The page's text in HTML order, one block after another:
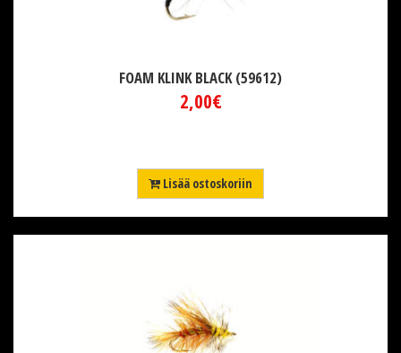
FOAM KLINK BLACK (59612)
2,00€
Lisää ostoskoriin